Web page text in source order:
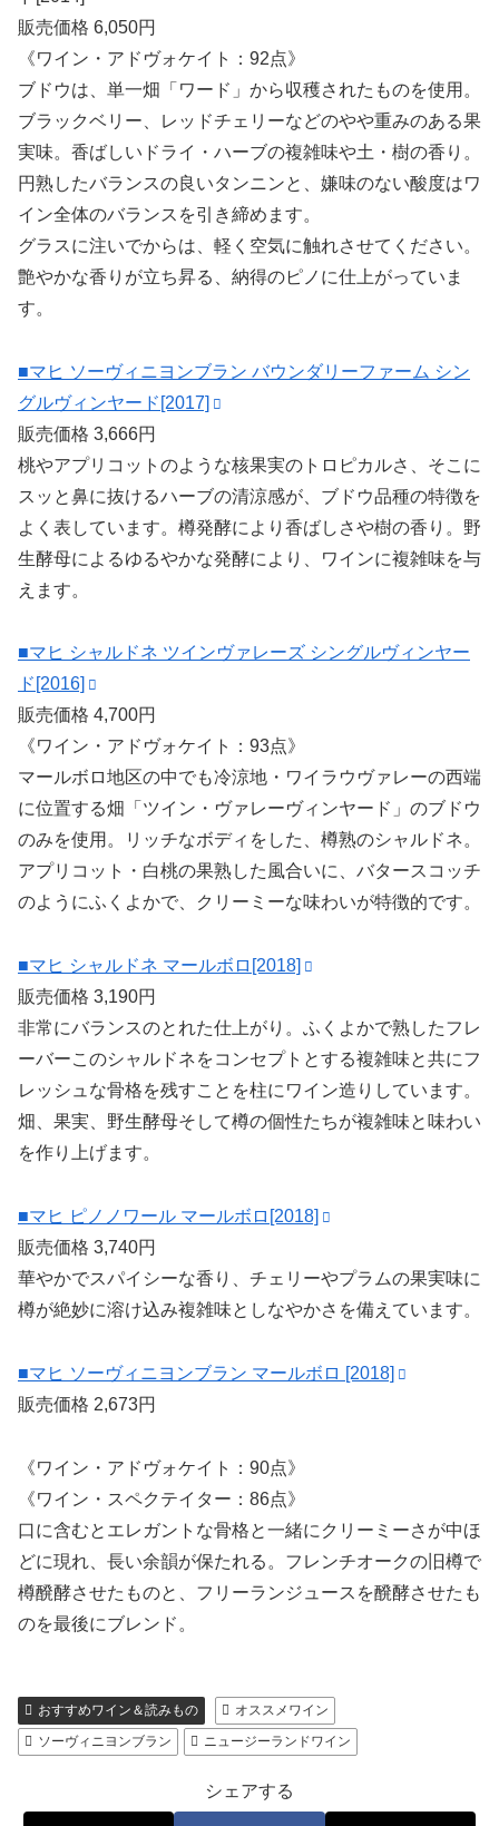
販売価格 6,050円
《ワイン・アドヴォケイト：92点》
ブドウは、単一畑「ワード」から収穫されたものを使用。
ブラックベリー、レッドチェリーなどのやや重みのある果
実味。香ばしいドライ・ハーブの複雑味や土・樹の香り。
円熟したバランスの良いタンニンと、嫌味のない酸度はワ
イン全体のバランスを引き締めます。
グラスに注いでからは、軽く空気に触れさせてください。
艶やかな香りが立ち昇る、納得のピノに仕上がっていま
す。
■マヒ ソーヴィニヨンブラン バウンダリーファーム シン
グルヴィンヤード[2017]
販売価格 3,666円
桃やアプリコットのような核果実のトロピカルさ、そこに
スッと鼻に抜けるハーブの清涼感が、ブドウ品種の特徴を
よく表しています。樽発酵により香ばしさや樹の香り。野
生酵母によるゆるやかな発酵により、ワインに複雑味を与
えます。
■マヒ シャルドネ ツインヴァレーズ シングルヴィンヤー
ド[2016]
販売価格 4,700円
《ワイン・アドヴォケイト：93点》
マールボロ地区の中でも冷涼地・ワイラウヴァレーの西端
に位置する畑「ツイン・ヴァレーヴィンヤード」のブドウ
のみを使用。リッチなボディをした、樽熟のシャルドネ。
アプリコット・白桃の果熟した風合いに、バタースコッチ
のようにふくよかで、クリーミーな味わいが特徴的です。
■マヒ シャルドネ マールボロ[2018]
販売価格 3,190円
非常にバランスのとれた仕上がり。ふくよかで熟したフレ
ーバーこのシャルドネをコンセプトとする複雑味と共にフ
レッシュな骨格を残すことを柱にワイン造りしています。
畑、果実、野生酵母そして樽の個性たちが複雑味と味わい
を作り上げます。
■マヒ ピノノワール マールボロ[2018]
販売価格 3,740円
華やかでスパイシーな香り、チェリーやプラムの果実味に
樽が絶妙に溶け込み複雑味としなやかさを備えています。
■マヒ ソーヴィニヨンブラン マールボロ [2018]
販売価格 2,673円
《ワイン・アドヴォケイト：90点》
《ワイン・スペクテイター：86点》
口に含むとエレガントな骨格と一緒にクリーミーさが中ほ
どに現れ、長い余韻が保たれる。フレンチオークの旧樽で
樽醗酵させたものと、フリーランジュースを醗酵させたも
のを最後にブレンド。
おすすめワイン＆読みもの
オススメワイン
ソーヴィニヨンブラン
ニュージーランドワイン
シェアする